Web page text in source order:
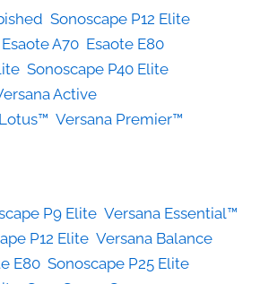
Sonoscape P12 Elite
Esaote A70 Esaote E80
Sonoscape P40 Elite
Active
Versana Premier™
P9 Elite Versana Essential™
P12 Elite Versana Balance
E80 Sonoscape P25 Elite